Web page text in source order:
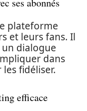
ses abonnés
plateforme
et leurs fans. Il
dialogue
dans
fidéliser.
efficace